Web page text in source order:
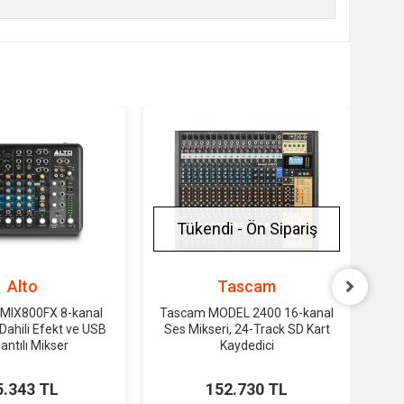
Alto
8-kanal
Efekt ve USB
Mikser
TL
Tükendi - Ön Sipariş
Tascam
Tascam MODEL 2400 16-kanal
Ses Mikseri, 24-Track SD Kart
Kaydedici
152.730 TL